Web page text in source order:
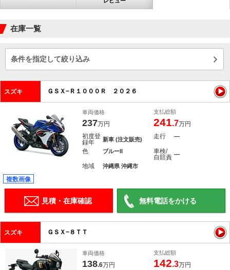
在庫一覧
条件を指定して絞り込み
スズキ ＧＳＸ−Ｒ１０００Ｒ ２０２６
車両価格
237万円
支払総額
241.7万円
初度登
録年
新車 (注文販売) 走行 ―
色 ブルーII
車検/
自賠責 ―
地域 沖縄県 沖縄市
複数画像
見積・在庫確認 無料電話をかける
スズキ ＧＳＸ−８ＴＴ
車両価格
138.6万円
支払総額
142.3万円